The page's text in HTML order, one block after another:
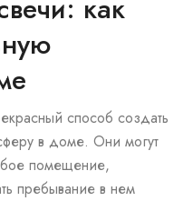
как
способ создать
в доме. Они могут
помещение,
пребывание в нем